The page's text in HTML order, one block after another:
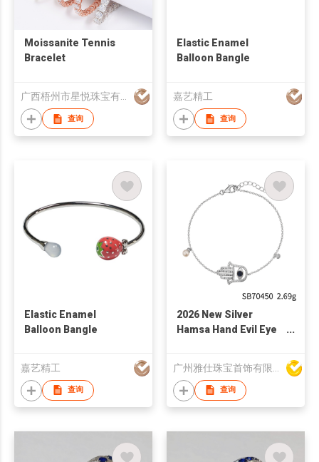
Moissanite Tennis
Bracelet
广西梧州市星悦珠宝有限公司
查询
Elastic Enamel
Balloon Bangle
嘉艺精工
查询
Elastic Enamel
Balloon Bangle
嘉艺精工
查询
2026 New Silver
Hamsa Hand Evil Eye
查询